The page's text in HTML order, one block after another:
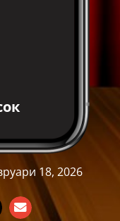
18, 2026